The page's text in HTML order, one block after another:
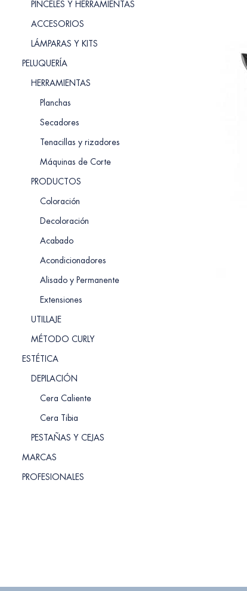
PINCELES Y HERRAMIENTAS
ACCESORIOS
LÁMPARAS Y KITS
PELUQUERÍA
HERRAMIENTAS
Planchas
Secadores
Tenacillas y rizadores
Máquinas de Corte
PRODUCTOS
Coloración
Decoloración
Acabado
Acondicionadores
Alisado y Permanente
Extensiones
UTILLAJE
MÉTODO CURLY
ESTÉTICA
DEPILACIÓN
Cera Caliente
Cera Tibia
PESTAÑAS Y CEJAS
MARCAS
PROFESIONALES